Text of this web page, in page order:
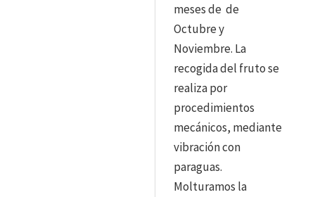
meses de de
Octubre y
Noviembre. La
recogida del fruto se
realiza por
procedimientos
mecánicos, mediante
vibración con
paraguas.
Molturamos la